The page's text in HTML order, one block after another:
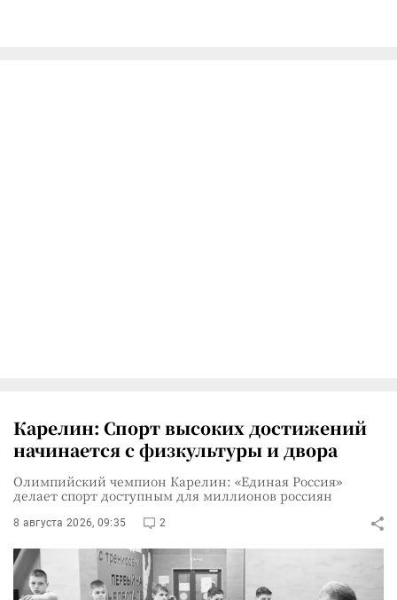
Карелин: Спорт высоких достижений
начинается с физкультуры и двора
Олимпийский чемпион Карелин: «Единая Россия»
делает спорт доступным для миллионов россиян
8 августа 2026, 09:35 2